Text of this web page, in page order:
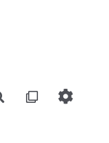
Rechercher